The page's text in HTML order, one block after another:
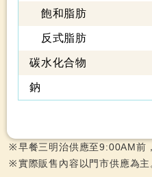
飽和脂肪
反式脂肪
碳水化合物
鈉
早餐三明治供應至9:00AM前
實際販售內容以門市供應為主